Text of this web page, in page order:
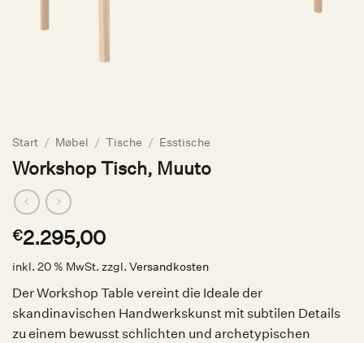
Start / Møbel / Tische / Esstische
Workshop Tisch, Muuto
€2.295,00
inkl. 20 % MwSt. zzgl. Versandkosten
Der Workshop Table vereint die Ideale der
skandinavischen Handwerkskunst mit subtilen Details
zu einem bewusst schlichten und archetypischen